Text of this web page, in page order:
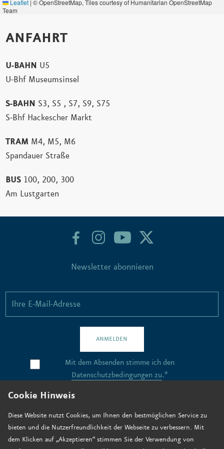
Cookie Hinweis
Diese Website nutzt Cookies, um Ihnen den bestmöglichen Service zu
bieten und die Nutzerfreundlichkeit der Webseite zu verbessern. Mit
dem Klicken auf „Akzeptieren“ stimmen Sie der Verwendung von
Leaflet | © OpenStreetMap, Tiles courtesy of Humanitarian OpenStreetMap
Team
ANFAHRT
U-BAHN U5
U-Bhf Museumsinsel
S-BAHN S3, S5 , S7, S9, S75
S-Bhf Hackescher Markt
TRAM M4, M5, M6
Spandauer Straße
BUS 100, 200, 300
Am Lustgarten
Newsletter abonnieren
ANMELDEN
Mit dem Absenden stimme ich den
Datenschutzbedingungen zu.*
Kontakt
Stellenangebote
Anfahrt